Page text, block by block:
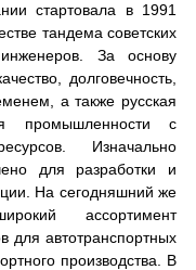
стартовала в 1991
тандема советских
За основу
долговечность,
а также русская
промышленности с
Изначально
для разработки и
На сегодняшний же
ассортимент
для автотранспортных
производства. В